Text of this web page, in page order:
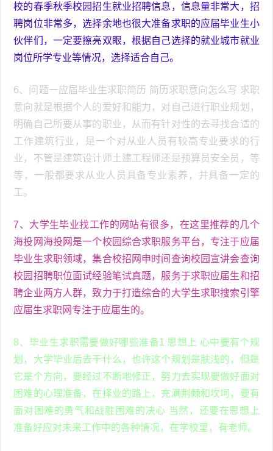
校的春季秋季校园招生就业招聘信息，信息量非常大，招
聘岗位非常多，选择余地也很大准备求职的应届毕业生小
伙伴们，一定要擦亮双眼，根据自己选择的就业城市就业
岗位所学专业等情况，选择适合自己。
6、问题一应届毕业生求职简历 简历求职意向怎么写 求职
意向就是根据个人的爱好和能力，对自己进行职业规划，
明确自己所要从事的职业，从而有针对性的去寻找合适的
工作建筑行业，是一个对从业人员有较高专业要求的行
业，不管是建筑设计师土建工程师还是预算员安全员，等
等，一般都要求从业人员具备专业素养，并具备一定的
工。
7、大学生毕业找工作的网站有很多，在这里推荐的几个
海投网海投网是一个校园综合求职服务平台，专注于应届
毕业生求职领域，集合校招网申时间查询校园宣讲会查询
校园招聘职位面试经验笔试真题，服务于求职应届生和招
聘企业两方人群，致力于打造综合的大学生求职搜索引擎
应届生求职网专注于应届生的。
8、毕业生求职需要做好哪些准备1 思想上 心中要有个规
划，大学毕业后去干什么，也许这个规划是肤浅的，但是
它是个方向，要经过不断地修正，努力去实现要做好面对
困难的心理准备，在择业的路上，充满荆棘和坎坷，要有
面对困难的勇气和战胜困难的决心 当然，还要在思想上
准备好应对未来工作中的各种情况，在学校里，有老师。